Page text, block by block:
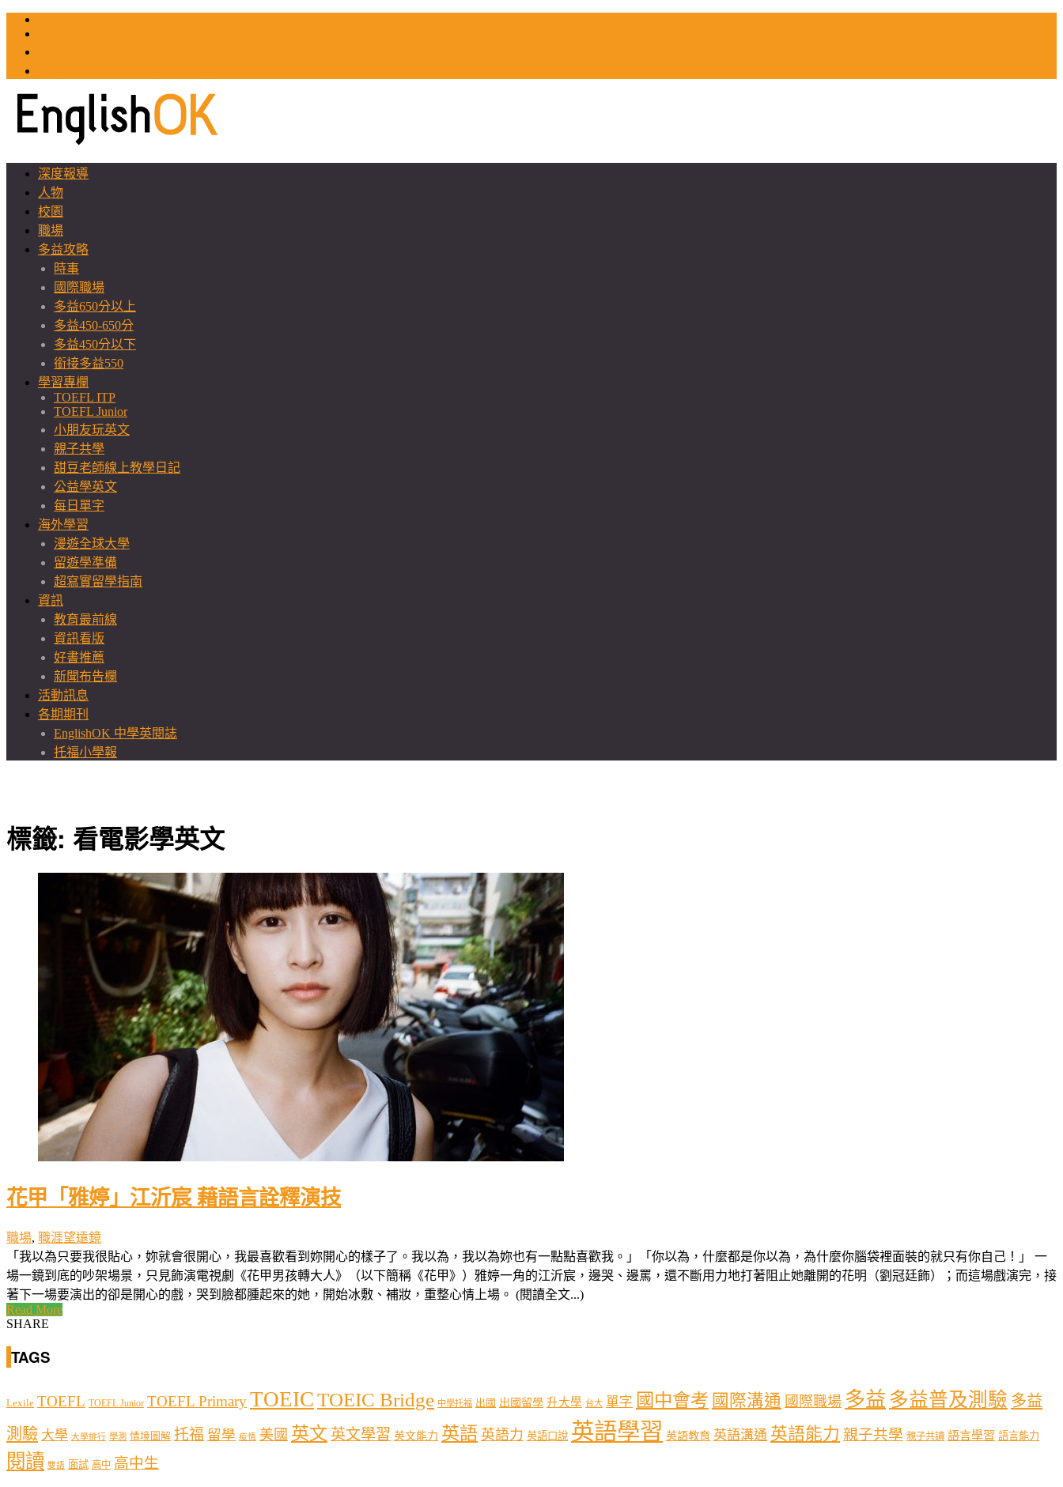
深度報導
人物
校園
職場
多益攻略
時事
國際職場
多益650分以上
多益450-650分
多益450分以下
銜接多益550
學習專欄
TOEFL ITP
TOEFL Junior
小朋友玩英文
親子共學
甜豆老師線上教學日記
公益學英文
每日單字
海外學習
漫遊全球大學
留遊學準備
超寫實留學指南
資訊
教育最前線
資訊看版
好書推薦
新聞布告欄
活動訊息
各期期刊
EnglishOK 中學英閱誌
托福小學報
標籤: 看電影學英文
花甲「雅婷」江沂宸 藉語言詮釋演技
職場, 職涯望遠鏡
「我以為只要我很貼心，妳就會很開心，我最喜歡看到妳開心的樣子了。我以為，我以為妳也有一點點喜歡我。」「你以為，什麼都是你以為，為什麼你腦袋裡面裝的就只有你自己！」 一
場一鏡到底的吵架場景，只見飾演電視劇《花甲男孩轉大人》（以下簡稱《花甲》）雅婷一角的江沂宸，邊哭、邊罵，還不斷用力地打著阻止她離開的花明（劉冠廷飾）；而這場戲演完，接
著下一場要演出的卻是開心的戲，哭到臉都腫起來的她，開始冰敷、補妝，重整心情上場。 (閱讀全文...)
Read More
SHARE
TAGS
Lexile TOEFL TOEFL Junior TOEFL PrimaryTOEICTOEIC Bridge 中學托福 出國 出國留學 升大學 台大 單字 國中會考 國際溝通 國際職場 多益 多益普及測驗 多益
測驗 大學 大學排行 學測 情境圖解 托福 留學 疫情 美國 英文 英文學習 英文能力 英語 英語力 英語口說 英語學習 英語教育 英語溝通 英語能力 親子共學 親子共讀 語言學習 語言能力
閱讀 雙語 面試 高中 高中生